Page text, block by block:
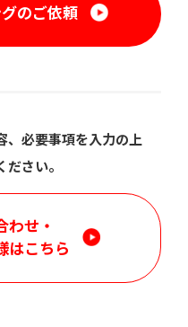
のご依頼
、必要事項を入力の上
さい。
わせ・
はこちら